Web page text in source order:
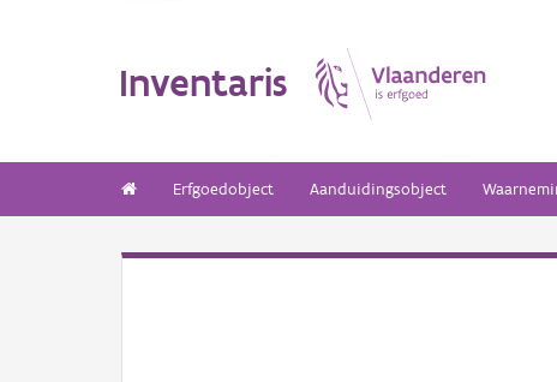
Inventaris
Erfgoedobject Aanduidingsobject